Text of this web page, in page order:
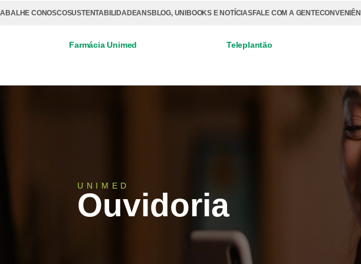
CONOSCOSUSTENTABILIDADEANSBLOG, UNIBOOKS E NOTÍCIASFALE COM A GENTE
Farmácia Unimed Teleplantão
UNIMED
Ouvidoria